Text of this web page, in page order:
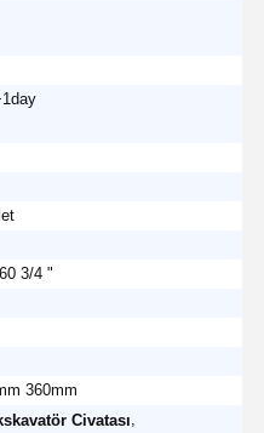
3/4 "
360mm
Civatası